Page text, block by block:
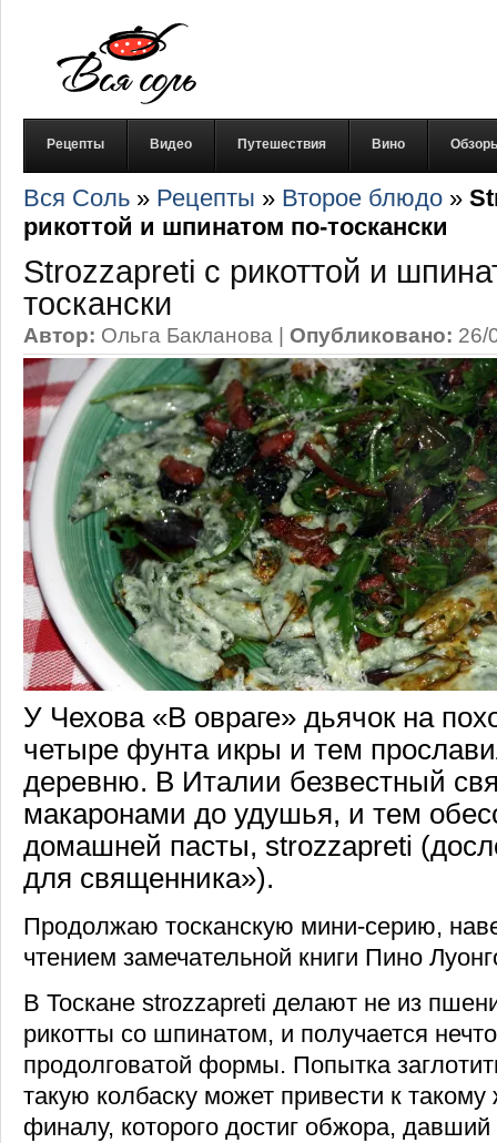
Рецепты Видео Путешествия Вино
Вся Соль » Рецепты » Второе блюдо »
рикоттой и шпинатом по-тоскански
Strozzapreti с рикоттой и
тоскански
Автор: Ольга Бакланова | Опубликовано: 26/
У Чехова «В овраге» дьячок на
четыре фунта икры и тем
деревню. В Италии безвестный
макаронами до удушья, и тем
домашней пасты, strozzapreti
для священника»).
Продолжаю тосканскую мини-серию,
чтением замечательной книги Пино
В Тоскане strozzapreti делают не из
рикотты со шпинатом, и получается
продолговатой формы. Попытка
такую колбаску может привести к
финалу, которого достиг обжора,